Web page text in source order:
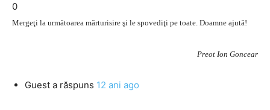
0
Mergeţi la următoarea mărturisire şi le spovediţi pe toate. Doamne ajută!
Preot Ion Goncear
Guest a răspuns 12 ani ago